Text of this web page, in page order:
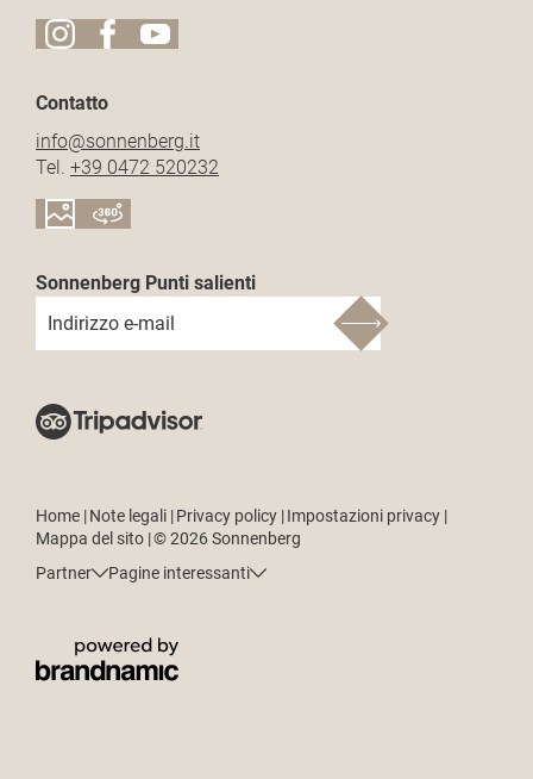
Contatto
info@sonnenberg.it
Tel. +39 0472 520232
Sonnenberg Punti salienti
Indirizzo e-mail
Home |Note legali |Privacy policy |Impostazioni privacy |
Mappa del sito |© 2026 Sonnenberg
Partner
Pagine interessanti